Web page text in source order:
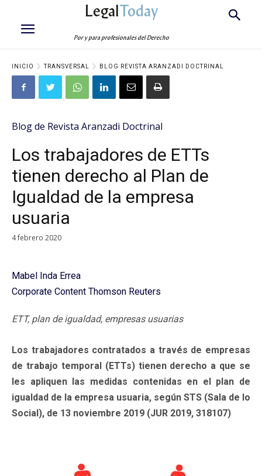
LegalToday
Por y para profesionales del Derecho
INICIO TRANSVERSAL BLOG REVISTA ARANZADI DOCTRINAL
Blog de Revista Aranzadi Doctrinal
Los trabajadores de ETTs
tienen derecho al Plan de
Igualdad de la empresa
usuaria
4 febrero 2020
Mabel Inda Errea
Corporate Content Thomson Reuters
ETT, plan de igualdad, empresas usuarias
Los trabajadores contratados a través de empresas
de trabajo temporal (ETTs) tienen derecho a que se
les apliquen las medidas contenidas en el plan de
igualdad de la empresa usuaria, según STS (Sala de lo
Social), de 13 noviembre 2019 (JUR 2019, 318107)